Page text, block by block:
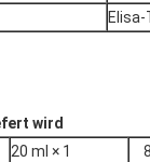
wird
20 ml × 1
8